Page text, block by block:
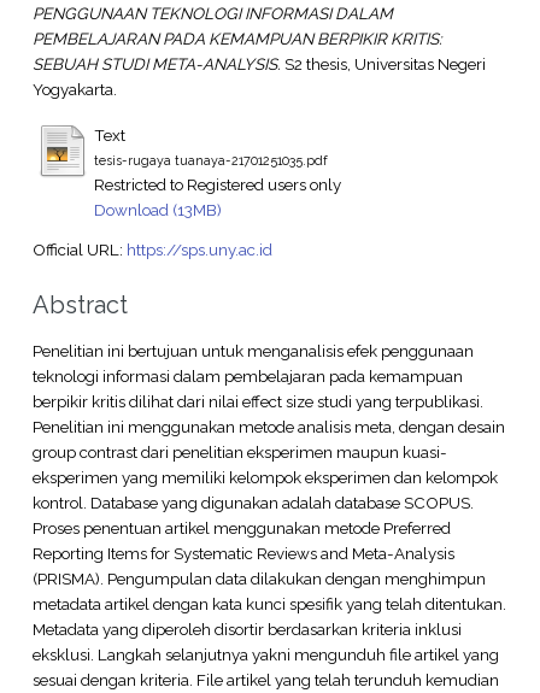
PENGGUNAAN TEKNOLOGI INFORMASI DALAM
PEMBELAJARAN PADA KEMAMPUAN BERPIKIR KRITIS:
SEBUAH STUDI META-ANALYSIS. S2 thesis, Universitas Negeri
Yogyakarta.
Text
tesis-rugaya tuanaya-21701251035.pdf
Restricted to Registered users only
Download (13MB)
Official URL: https://sps.uny.ac.id
Abstract
Penelitian ini bertujuan untuk menganalisis efek penggunaan
teknologi informasi dalam pembelajaran pada kemampuan
berpikir kritis dilihat dari nilai effect size studi yang terpublikasi.
Penelitian ini menggunakan metode analisis meta, dengan desain
group contrast dari penelitian eksperimen maupun kuasi-
eksperimen yang memiliki kelompok eksperimen dan kelompok
kontrol. Database yang digunakan adalah database SCOPUS.
Proses penentuan artikel menggunakan metode Preferred
Reporting Items for Systematic Reviews and Meta-Analysis
(PRISMA). Pengumpulan data dilakukan dengan menghimpun
metadata artikel dengan kata kunci spesifik yang telah ditentukan.
Metadata yang diperoleh disortir berdasarkan kriteria inklusi
eksklusi. Langkah selanjutnya yakni mengunduh file artikel yang
sesuai dengan kriteria. File artikel yang telah terunduh kemudian